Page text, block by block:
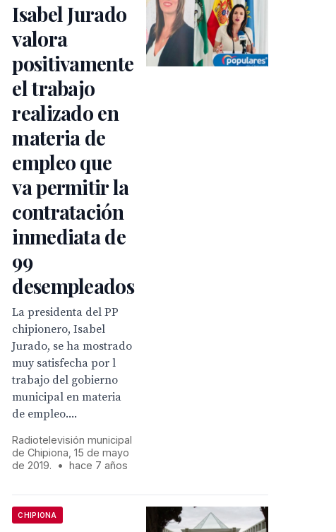
Isabel Jurado
valora
positivamente
el trabajo
realizado en
materia de
empleo que
va permitir la
contratación
inmediata de
99
desempleados
La presidenta del PP
chipionero, Isabel
Jurado, se ha mostrado
muy satisfecha por l
trabajo del gobierno
municipal en materia
de empleo....
Radiotelevisión municipal
de Chipiona, 15 de mayo
de 2019.
• hace 7 años
CHIPIONA